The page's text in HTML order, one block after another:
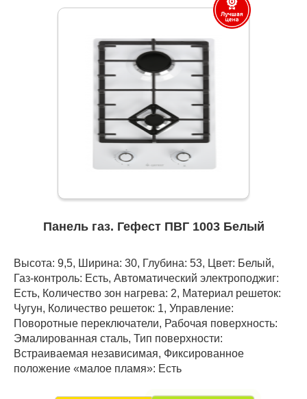
Панель газ. Гефест ПВГ 1003 Белый
Высота: 9,5, Ширина: 30, Глубина: 53, Цвет: Белый,
Газ-контроль: Есть, Автоматический электроподжиг:
Есть, Количество зон нагрева: 2, Материал решеток:
Чугун, Количество решеток: 1, Управление:
Поворотные переключатели, Рабочая поверхность:
Эмалированная сталь, Тип поверхности:
Встраиваемая независимая, Фиксированное
положение «малое пламя»: Есть